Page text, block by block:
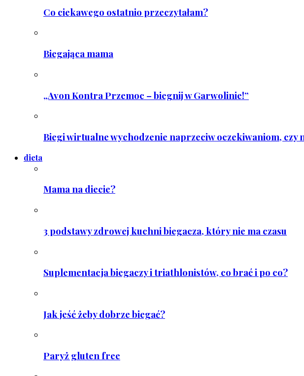
Co ciekawego ostatnio przeczytałam?
Biegająca mama
„Avon Kontra Przemoc – biegnij w Garwolinie!”
Biegi wirtualne wychodzenie naprzeciw oczekiwaniom, czy
dieta
Mama na diecie?
3 podstawy zdrowej kuchni biegacza, który nie ma czasu
Suplementacja biegaczy i triathlonistów, co brać i po co?
Jak jeść żeby dobrze biegać?
Paryż gluten free